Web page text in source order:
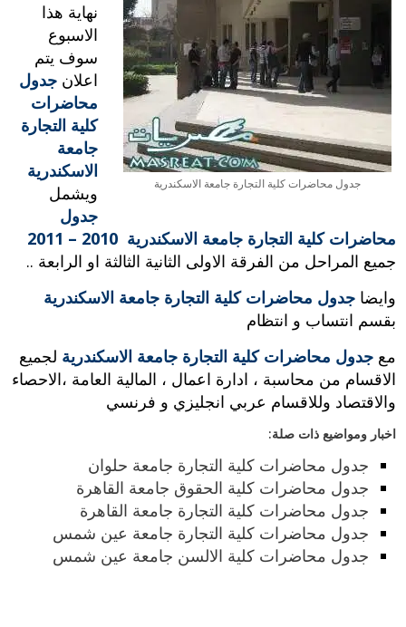
جدول محاضرات كلية التجارة جامعة الاسكندرية
نهاية هذا
الاسبوع
سوف يتم
اعلان جدول
محاضرات
كلية التجارة
جامعة
الاسكندرية
ويشمل
جدول
محاضرات كلية التجارة جامعة الاسكندرية 2010 – 2011
جميع المراحل من الفرقة الاولى الثانية الثالثة او الرابعة ..
وايضاجدول محاضرات كلية التجارة جامعة الاسكندرية
بقسم انتساب و انتظام
معجدول محاضرات كلية التجارة جامعة الاسكندرية لجميع
الاقسام من محاسبة ، ادارة اعمال ، المالية العامة ،الاحصاء
والاقتصاد وللاقسام عربي انجليزي و فرنسي
اخبار ومواضيع ذات صلة:
جدول محاضرات كلية التجارة جامعة حلوان
جدول محاضرات كلية الحقوق جامعة القاهرة
جدول محاضرات كلية التجارة جامعة القاهرة
جدول محاضرات كلية التجارة جامعة عين شمس
جدول محاضرات كلية الالسن جامعة عين شمس